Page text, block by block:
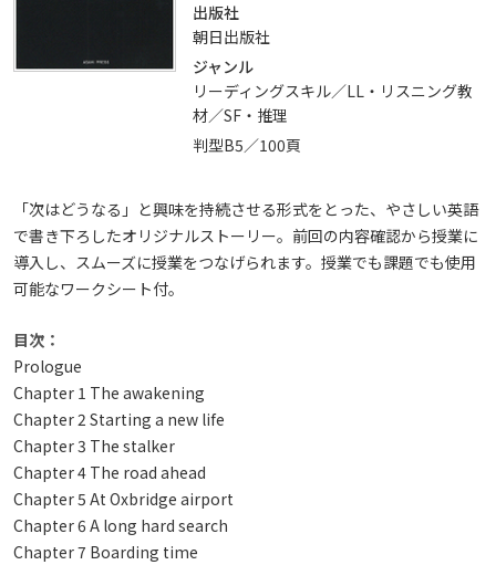
出版社
朝日出版社
ジャンル
リーディングスキル／LL・リスニング教
材／SF・推理
判型B5／100頁
「次はどうなる」と興味を持続させる形式をとった、やさしい英語
で書き下ろしたオリジナルストーリー。前回の内容確認から授業に
導入し、スムーズに授業をつなげられます。授業でも課題でも使用
可能なワークシート付。
目次：
Prologue
Chapter 1 The awakening
Chapter 2 Starting a new life
Chapter 3 The stalker
Chapter 4 The road ahead
Chapter 5 At Oxbridge airport
Chapter 6 A long hard search
Chapter 7 Boarding time